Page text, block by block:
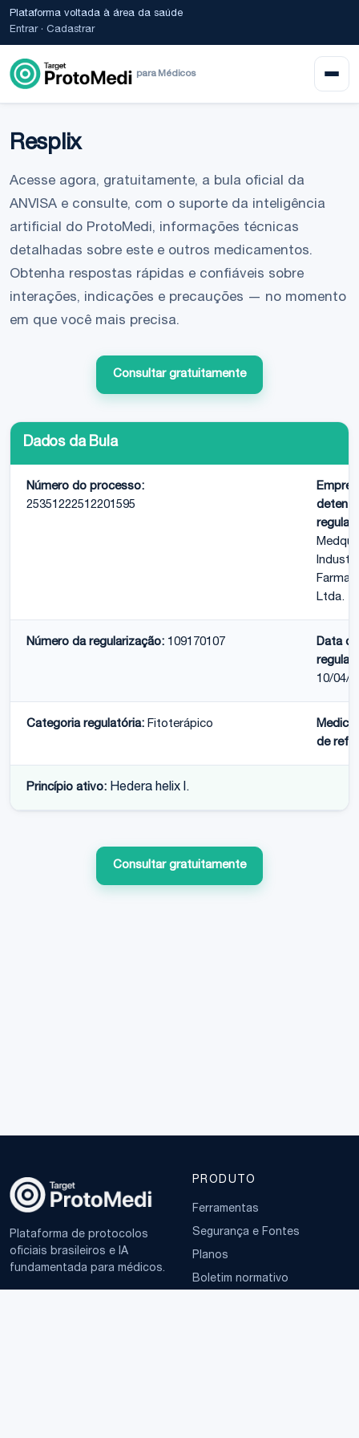
Plataforma voltada à área da saúde
Entrar· Cadastrar
para Médicos
Resplix
Acesse agora, gratuitamente, a bula oficial da
ANVISA e consulte, com o suporte da inteligência
artificial do ProtoMedi, informações técnicas
detalhadas sobre este e outros medicamentos.
Obtenha respostas rápidas e confiáveis sobre
interações, indicações e precauções — no momento
em que você mais precisa.
Consultar gratuitamente
Dados da Bula
Número do processo:
25351222512201595
Ltda.
Número da regularização: 109170107
Data da
10/04/
Categoria regulatória: Fitoterápico
de
Princípio ativo: Hedera helix l.
Consultar gratuitamente
Plataforma de protocolos
oficiais brasileiros e IA
fundamentada para médicos.
PRODUTO
Ferramentas
Segurança e Fontes
Planos
Boletim normativo